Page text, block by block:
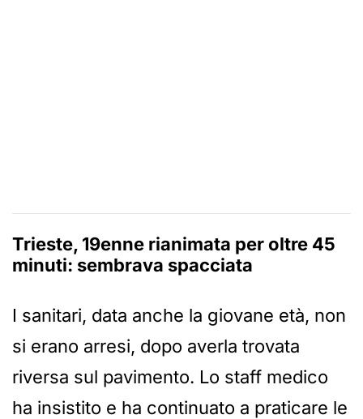
Trieste, 19enne rianimata per oltre 45
minuti: sembrava spacciata
I sanitari, data anche la giovane età, non
si erano arresi, dopo averla trovata
riversa sul pavimento. Lo staff medico
ha insistito e ha continuato a praticare le